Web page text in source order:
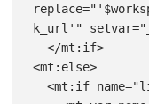
k_url'"
<mt:else>